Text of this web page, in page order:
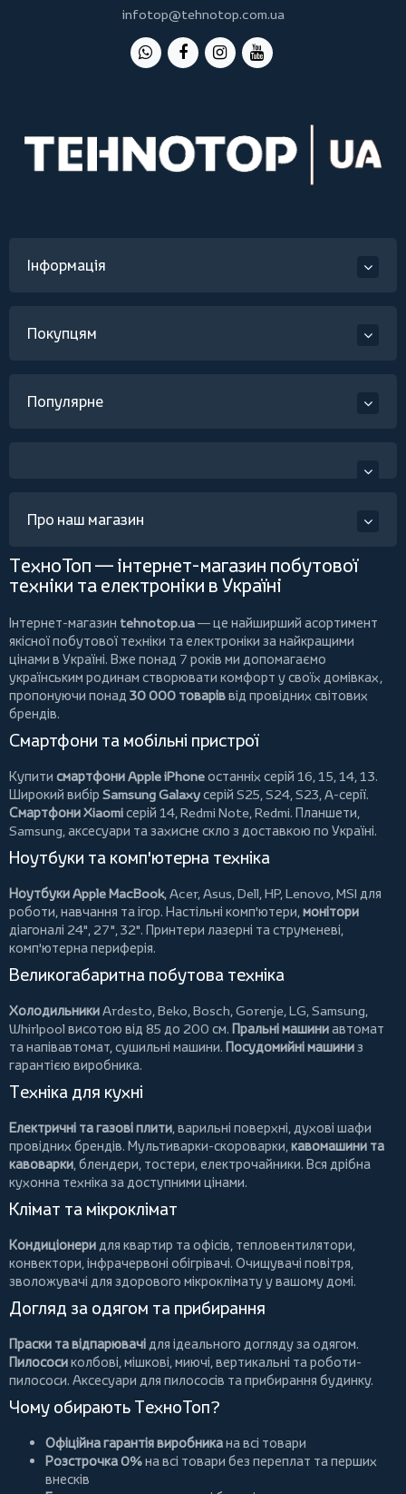
infotop@tehnotop.com.ua
Інформація
Покупцям
Популярне
Про наш магазин
ТехноТоп — інтернет-магазин побутової
техніки та електроніки в Україні
Інтернет-магазин tehnotop.ua— це найширший асортимент
якісної побутової техніки та електроніки за найкращими
цінами в Україні. Вже понад 7 років ми допомагаємо
українським родинам створювати комфорт у своїх домівках,
пропонуючи понад 30 000 товаріввід провідних світових
брендів.
Смартфони та мобільні пристрої
Купити смартфони Apple iPhoneостанніх серій 16, 15, 14, 13.
Широкий вибір Samsung Galaxyсерій S25, S24, S23, A-серії.
Смартфони Xiaomiсерій 14, Redmi Note, Redmi. Планшети,
Samsung, аксесуари тазахисне скло з доставкою по Україні.
Ноутбуки та комп'ютерна техніка
Ноутбуки Apple MacBook, Acer, Asus, Dell, HP, Lenovo, MSI для
роботи, навчання та ігор. Настільні комп'ютери, монітори
діагоналі 24", 27", 32". Принтери лазерні та струменеві,
комп'ютерна периферія.
Великогабаритна побутова техніка
ХолодильникиArdesto, Beko, Bosch, Gorenje, LG, Samsung,
Whirlpool висотою від 85 до 200 см. Пральні машиниавтомат
та напівавтомат, сушильні машини. Посудомийні машиниз
гарантією виробника.
Техніка для кухні
Електричні та газові плити, варильні поверхні, духові шафи
провідних брендів. Мультиварки-скороварки, кавомашини та
кавоварки, блендери, тостери, електрочайники. Вся дрібна
кухонна техніка за доступними цінами.
Клімат та мікроклімат
Кондиціонери для квартир та офісів, тепловентилятори,
конвектори, інфрачервоні обігрівачі. Очищувачі повітря,
зволожувачі для здорового мікроклімату у вашому домі.
Догляд за одягом та прибирання
Праски та відпарювачі для ідеального догляду за одягом.
Пилососиколбові, мішкові, миючі, вертикальні тароботи-
пилососи. Аксесуари для пилососів та прибирання будинку.
Чому обирають ТехноТоп?
Офіційна гарантія виробникана всі товари
Розстрочка 0%на всі товари без переплат та перших
внесків